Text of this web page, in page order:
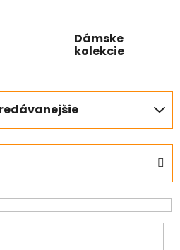
Dámske
kolekcie